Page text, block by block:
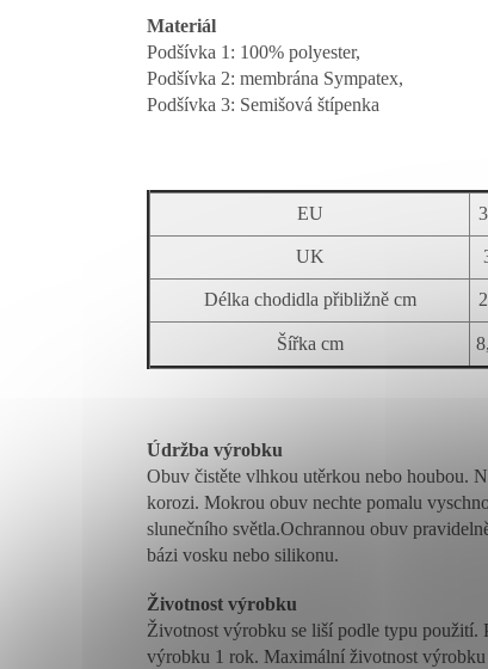
Materiál
Podšívka 1: 100% polyester,
Podšívka 2: membrána Sympatex,
Podšívka 3: Semišová štípenka
EU
UK
Délka chodidla přibližně cm
Šířka cm
Údržba výrobku
Obuv čistěte vlhkou utěrkou nebo houbou.
korozi. Mokrou obuv nechte pomalu
slunečního světla.Ochrannou obuv
bázi vosku nebo silikonu.
Životnost výrobku
Životnost výrobku se liší podle typu použití.
výrobku 1 rok. Maximální životnost